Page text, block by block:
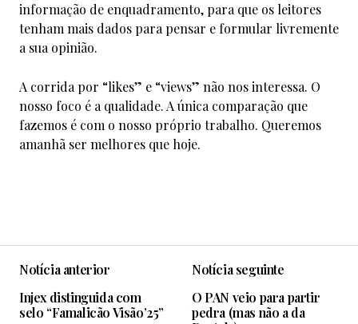
informação de enquadramento, para que os leitores
tenham mais dados para pensar e formular livremente
a sua opinião.
A corrida por “likes” e “views” não nos interessa. O
nosso foco é a qualidade. A única comparação que
fazemos é com o nosso próprio trabalho. Queremos
amanhã ser melhores que hoje.
Notícia anterior
Injex distinguida com
selo “Famalicão Visão’25”
Notícia seguinte
O PAN veio para partir
pedra (mas não a da